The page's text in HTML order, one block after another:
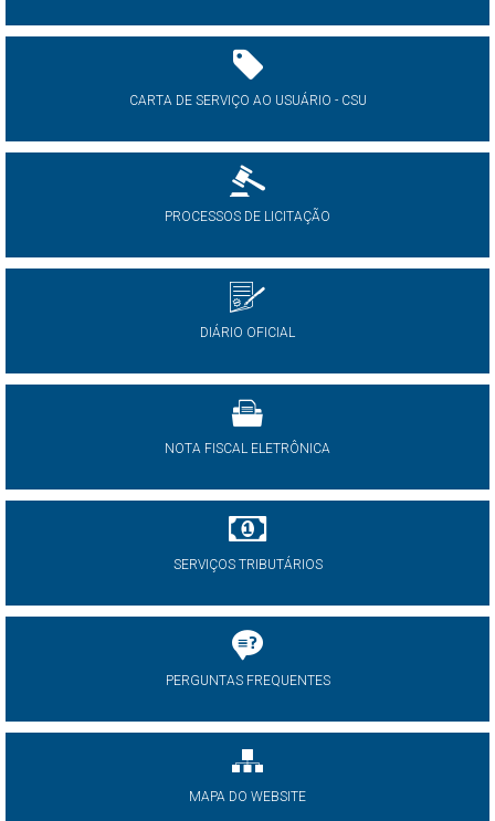
CARTA DE SERVIÇO AO USUÁRIO - CSU
PROCESSOS DE LICITAÇÃO
DIÁRIO OFICIAL
NOTA FISCAL ELETRÔNICA
SERVIÇOS TRIBUTÁRIOS
PERGUNTAS FREQUENTES
MAPA DO WEBSITE